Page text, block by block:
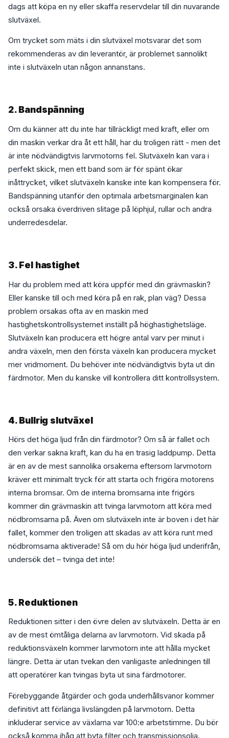
dags att köpa en ny eller skaffa reservdelar till din nuvarande
slutväxel.
Om trycket som mäts i din slutväxel motsvarar det som
rekommenderas av din leverantör, är problemet sannolikt
inte i slutväxeln utan någon annanstans.
2. Bandspänning
Om du känner att du inte har tillräckligt med kraft, eller om
din maskin verkar dra åt ett håll, har du troligen rätt - men det
är inte nödvändigtvis larvmotorns fel. Slutväxeln kan vara i
perfekt skick, men ett band som är för spänt ökar
inåttrycket, vilket slutväxeln kanske inte kan kompensera för.
Bandspänning utanför den optimala arbetsmarginalen kan
också orsaka överdriven slitage på löphjul, rullar och andra
underredesdelar.
3. Fel hastighet
Har du problem med att köra uppför med din grävmaskin?
Eller kanske till och med köra på en rak, plan väg? Dessa
problem orsakas ofta av en maskin med
hastighetskontrollsystemet inställt på höghastighetsläge.
Slutväxeln kan producera ett högre antal varv per minut i
andra växeln, men den första växeln kan producera mycket
mer vridmoment. Du behöver inte nödvändigtvis byta ut din
färdmotor. Men du kanske vill kontrollera ditt kontrollsystem.
4. Bullrig slutväxel
Hörs det höga ljud från din färdmotor? Om så är fallet och
den verkar sakna kraft, kan du ha en trasig laddpump. Detta
är en av de mest sannolika orsakerna eftersom larvmotorn
kräver ett minimalt tryck för att starta och frigöra motorens
interna bromsar. Om de interna bromsarna inte frigörs
kommer din grävmaskin att tvinga larvmotorn att köra med
nödbromsarna på. Även om slutväxeln inte är boven i det här
fallet, kommer den troligen att skadas av att köra runt med
nödbromsarna aktiverade! Så om du hör höga ljud underifrån,
undersök det – tvinga det inte!
5. Reduktionen
Reduktionen sitter i den övre delen av slutväxeln. Detta är en
av de mest ömtåliga delarna av larvmotorn. Vid skada på
reduktionsväxeln kommer larvmotorn inte att hålla mycket
längre. Detta är utan tvekan den vanligaste anledningen till
att operatörer kan tvingas byta ut sina färdmotorer.
Förebyggande åtgärder och goda underhållsvanor kommer
definitivt att förlänga livslängden på larvmotorn. Detta
inkluderar service av växlarna var 100:e arbetstimme. Du bör
också komma ihåg att byta filter och transmissionsolja.